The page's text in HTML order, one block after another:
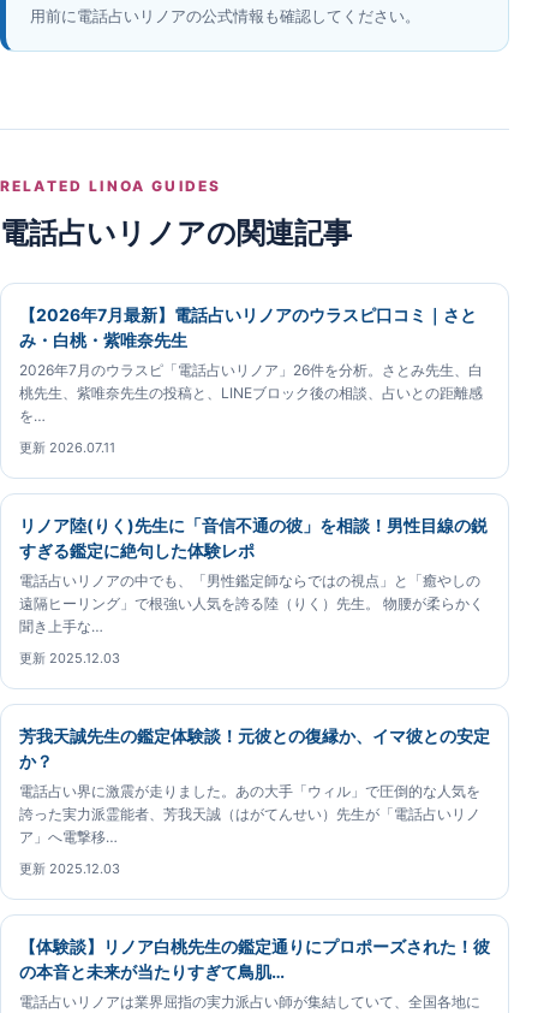
用前に電話占いリノアの公式情報も確認してください。
RELATED LINOA GUIDES
電話占いリノアの関連記事
【2026年7月最新】電話占いリノアのウラスピ口コミ｜さと
み・白桃・紫唯奈先生
2026年7月のウラスピ「電話占いリノア」26件を分析。さとみ先生、白
桃先生、紫唯奈先生の投稿と、LINEブロック後の相談、占いとの距離感
を…
更新 2026.07.11
リノア陸(りく)先生に「音信不通の彼」を相談！男性目線の鋭
すぎる鑑定に絶句した体験レポ
電話占いリノアの中でも、「男性鑑定師ならではの視点」と「癒やしの
遠隔ヒーリング」で根強い人気を誇る陸（りく）先生。 物腰が柔らかく
聞き上手な…
更新 2025.12.03
芳我天誠先生の鑑定体験談！元彼との復縁か、イマ彼との安定
か？
電話占い界に激震が走りました。あの大手「ウィル」で圧倒的な人気を
誇った実力派霊能者、芳我天誠（はがてんせい）先生が「電話占いリノ
ア」へ電撃移…
更新 2025.12.03
【体験談】リノア白桃先生の鑑定通りにプロポーズされた！彼
の本音と未来が当たりすぎて鳥肌…
電話占いリノアは業界屈指の実力派占い師が集結していて、全国各地に